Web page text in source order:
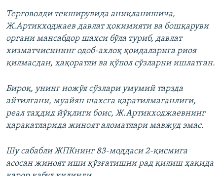
Терговолди текширувида аниқланишича,
Ж.Артикходжаев давлат ҳокимияти ва бошқаруви
органи мансабдор шахси бўла туриб, давлат
хизматчисининг одоб-ахлоқ қоидаларига риоя
қилмасдан, ҳақоратли ва қўпол сўзларни ишлатган.
Бироқ, унинг ножўя сўзлари умумий тарзда
айтилгани, муайян шахсга қаратилмаганлиги,
реал таҳдид йўқлиги боис, Ж.Артикходжаевнинг
ҳаракатларида жиноят аломатлари мавжуд эмас.
Шу сабабли ЖПКнинг 83-моддаси 2-қисмига
асосан жиноят иши қўзғатишни рад қилиш ҳақида